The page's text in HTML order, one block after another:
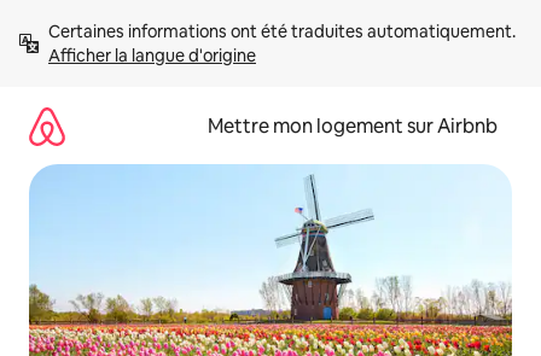
directement
Afficher la langue d'origine
Mettre mon logement sur Airbnb